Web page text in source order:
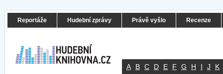
Reportáže Hudební zprávy Právě vyšlo Recenze
A B C D E F G H I J K